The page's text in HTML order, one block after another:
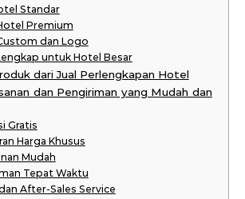
Standar
Premium
dan Logo
untuk Hotel Besar
dari Jual Perlengkapan Hotel
dan Pengiriman yang Mudah dan
Gratis
Harga Khusus
Mudah
Tepat Waktu
After-Sales Service